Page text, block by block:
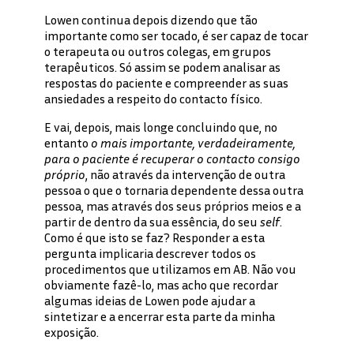
Lowen continua depois dizendo que tão
importante como ser tocado, é ser capaz de tocar
o terapeuta ou outros colegas, em grupos
terapêuticos. Só assim se podem analisar as
respostas do paciente e compreender as suas
ansiedades a respeito do contacto físico.
E vai, depois, mais longe concluindo que, no
entanto o mais importante, verdadeiramente,
para o paciente é recuperar o contacto consigo
próprio , não através da intervenção de outra
pessoa o que o tornaria dependente dessa outra
pessoa, mas através dos seus próprios meios e a
partir de dentro da sua essência, do seu self.
Como é que isto se faz? Responder a esta
pergunta implicaria descrever todos os
procedimentos que utilizamos em AB. Não vou
obviamente fazê-lo, mas acho que recordar
algumas ideias de Lowen pode ajudar a
sintetizar e a encerrar esta parte da minha
exposição.